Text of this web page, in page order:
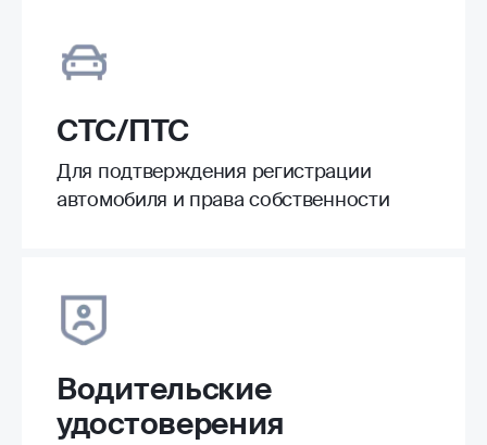
СТС/ПТС
Для подтверждения регистрации
автомобиля и права собственности
Водительские
удостоверения